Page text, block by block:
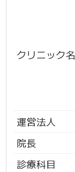
クリニック名
運営法人
院長
診療科目